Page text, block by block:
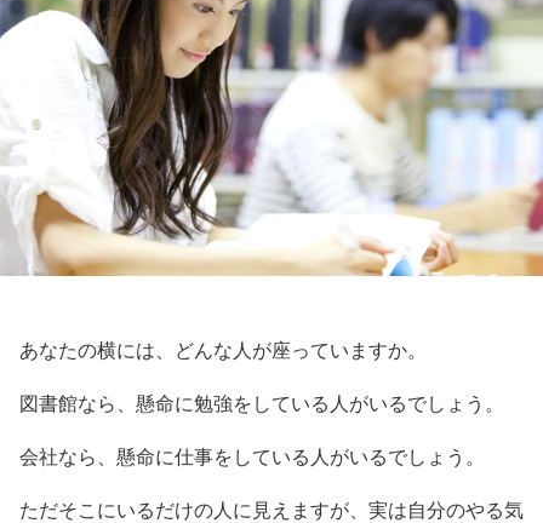
あなたの横には、どんな人が座っていますか。
図書館なら、懸命に勉強をしている人がいるでしょう。
会社なら、懸命に仕事をしている人がいるでしょう。
ただそこにいるだけの人に見えますが、実は自分のやる気